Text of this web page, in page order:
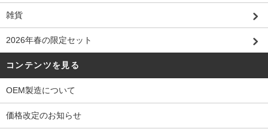
雑貨
2026年春の限定セット
コンテンツを見る
OEM製造について
価格改定のお知らせ